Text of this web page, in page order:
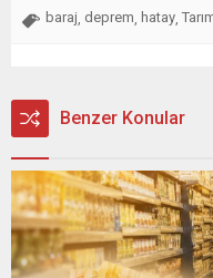
baraj deprem hatay
Benzer Konular